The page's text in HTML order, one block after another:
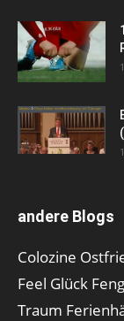
andere Blogs
Colozine
Feel Glück
Traum